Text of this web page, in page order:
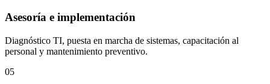
Asesoría e implementación
Diagnóstico TI, puesta en marcha de sistemas, capacitación al
personal y mantenimiento preventivo.
05